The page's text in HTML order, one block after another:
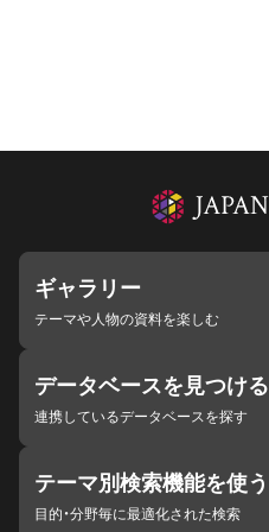
ギャラリー
テーマや人物の資料を楽しむ
データベースを見つける
連携しているデータベースを探す
テーマ別検索機能を使う
目的・分野毎に最適化された検索